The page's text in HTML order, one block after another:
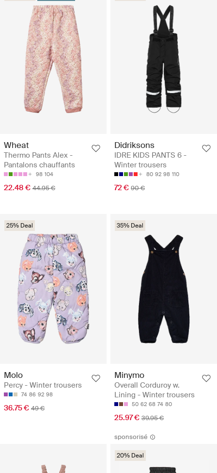
Wheat
Thermo Pants Alex -
Pantalons chauffants
98 104
22.48 € 44.95 €
Didriksons
IDRE KIDS PANTS 6 -
Winter trousers
80 92 98 110
72 € 90 €
25% Deal
Molo
Percy - Winter trousers
74 86 92 98
36.75 € 49 €
35% Deal
Minymo
Overall Corduroy w.
Lining - Winter trousers
50 62 68 74 80
25.97 € 39.95 €
sponsorisé
20% Deal